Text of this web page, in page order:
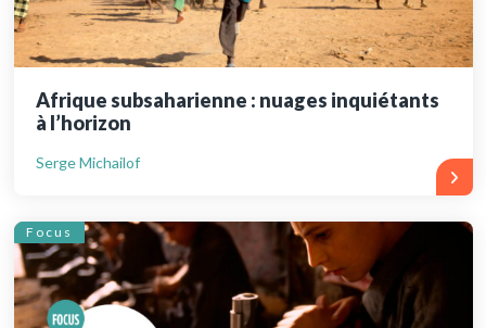
Afrique subsaharienne : nuages inquiétants
à l’horizon
Serge Michailof
Focus